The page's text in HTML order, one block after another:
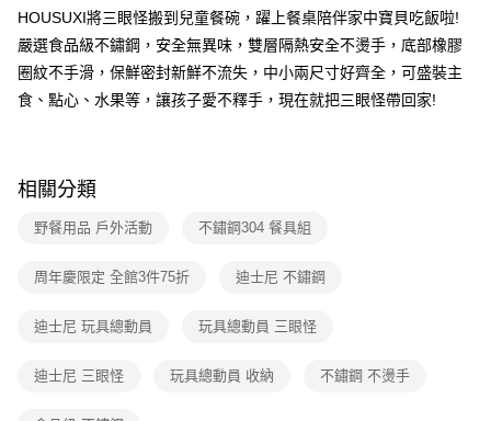
1.本服務由台灣大哥大提供，台灣大哥大用戶可立即使用無須另外申請。
2.付款方式選擇「大哥付你分期」，訂單成立後會自動跳轉到大哥付的交易
流程，驗證手機門號後，選擇欲分期的期數、繳款截止日，確認付款後即完
成交易。
4.訂單成立30分鐘內，如未前往確認交易或遇審核未通過，訂單將自動取
1.分期款項不併入電信帳單，「大哥付你分期」於每月結算日後寄送繳費提
2.透過簡訊連結打開帳單後，可選擇「超商條碼／台灣大直營門市／銀行轉
【注意事項】
用戶於交易時，得透過本服務購買商品或服務，並由商店將買賣／分期付款
資料（包含姓名、電話或地址）提供予台灣大哥大進項蒐集、處理及利用，
【關於「AFTEE先享後付」】
AFTEE先享後付是「在收到商品之後才付款」的支付方式。 讓您購物簡單
便利好安心！
【「AFTEE先享後付」結帳流程】
結帳頁面，進行簡訊認證並確認金額後，即可完成結帳。
３．收到繳費通知簡訊後14天內，點擊此簡訊中的連結，可透過四大超商／
購買商品的店家。未經商家同意取消之訂單仍視為有效，需透過AFTEE先享
※ 交易是否成功請以「AFTEE先享後付 」之結帳頁面顯示為準，若有關於
ATM付款
每筆NT$80，滿NT$699(含以上)免運費
付款後全家取貨
每筆NT$80，滿NT$699(含以上)免運費
付款後7-11取貨
HOUSUXI將三眼怪搬到兒童餐碗，躍上餐桌陪伴家中寶貝吃飯啦!
嚴選食品級不鏽鋼，安全無異味，雙層隔熱安全不燙手，底部橡膠
圈紋不手滑，保鮮密封新鮮不流失，中小兩尺寸好齊全，可盛裝主
食、點心、水果等，讓孩子愛不釋手，現在就把三眼怪帶回家!
相關分類
野餐用品 戶外活動 不鏽鋼304 餐具組
周年慶限定 全館3件75折 迪士尼 不鏽鋼
迪士尼 玩具總動員 玩具總動員 三眼怪
迪士尼 三眼怪 玩具總動員 收納 不鏽鋼 不燙手